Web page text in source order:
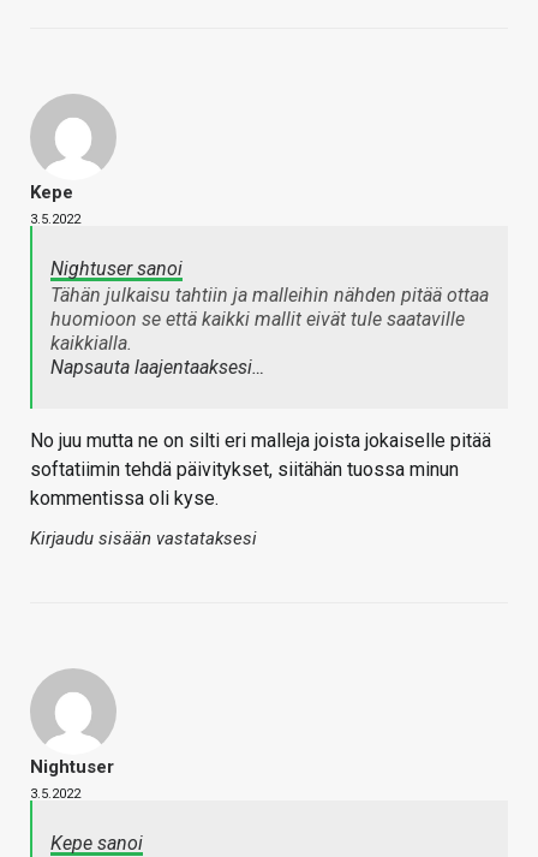
Kepe
3.5.2022
Nightuser sanoi
Tähän julkaisu tahtiin ja malleihin nähden pitää ottaa
huomioon se että kaikki mallit eivät tule saataville
kaikkialla.
Napsauta laajentaaksesi…
No juu mutta ne on silti eri malleja joista jokaiselle pitää
softatiimin tehdä päivitykset, siitähän tuossa minun
kommentissa oli kyse.
Kirjaudu sisään vastataksesi
Nightuser
3.5.2022
Kepe sanoi